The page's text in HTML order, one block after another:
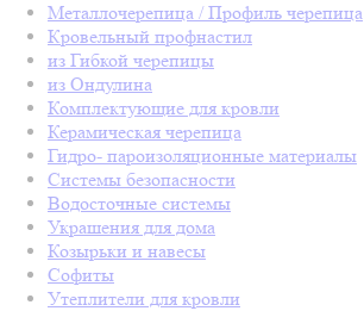
Металлочерепица / Профиль черепица
Кровельный профнастил
из Гибкой черепицы
из Ондулина
Комплектующие для кровли
Керамическая черепица
Гидро- пароизоляционные материалы
Системы безопасности
Водосточные системы
Украшения для дома
Козырьки и навесы
Софиты
Утеплители для кровли